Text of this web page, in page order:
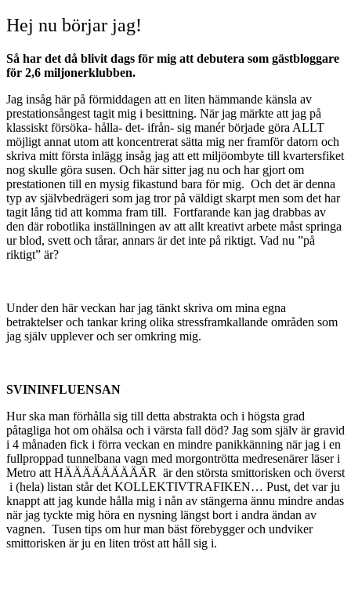
Hej nu börjar jag!
Så har det då blivit dags för mig att debutera som gästbloggare
för 2,6 miljonerklubben.
Jag insåg här på förmiddagen att en liten hämmande känsla av
prestationsångest tagit mig i besittning. När jag märkte att jag på
klassiskt försöka- hålla- det- ifrån- sig manér började göra ALLT
möjligt annat utom att koncentrerat sätta mig ner framför datorn och
skriva mitt första inlägg insåg jag att ett miljöombyte till kvartersfiket
nog skulle göra susen. Och här sitter jag nu och har gjort om
prestationen till en mysig fikastund bara för mig. Och det är denna
typ av självbedrägeri som jag tror på väldigt skarpt men som det har
tagit lång tid att komma fram till. Fortfarande kan jag drabbas av
den där robotlika inställningen av att allt kreativt arbete måst springa
ur blod, svett och tårar, annars är det inte på riktigt. Vad nu ”på
riktigt” är?
Under den här veckan har jag tänkt skriva om mina egna
betraktelser och tankar kring olika stressframkallande områden som
jag själv upplever och ser omkring mig.
SVININFLUENSAN
Hur ska man förhålla sig till detta abstrakta och i högsta grad
påtagliga hot om ohälsa och i värsta fall död? Jag som själv är gravid
i 4 månaden fick i förra veckan en mindre panikkänning när jag i en
fullproppad tunnelbana vagn med morgontrötta medresenärer läser i
Metro att HÄÄÄÄÄÄÄÄÄR är den största smittorisken och överst
i (hela) listan står det KOLLEKTIVTRAFIKEN… Pust, det var ju
knappt att jag kunde hålla mig i nån av stängerna ännu mindre andas
när jag tyckte mig höra en nysning längst bort i andra ändan av
vagnen. Tusen tips om hur man bäst förebygger och undviker
smittorisken är ju en liten tröst att håll sig i.